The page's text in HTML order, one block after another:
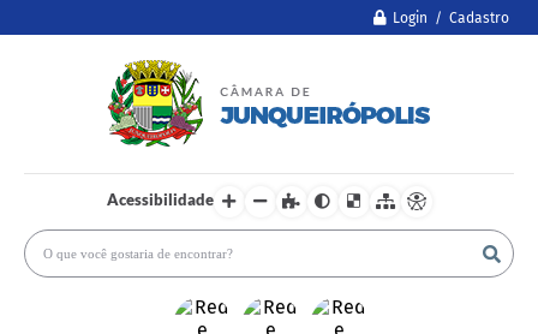
Login / Cadastro
Acessibilidade